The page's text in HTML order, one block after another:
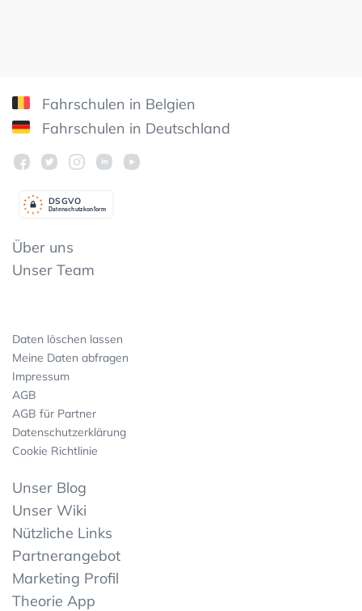
Fahrschulen in Belgien
Fahrschulen in Deutschland
Datenschutzkonform
DSGVO
Über uns
Unser Team
Daten löschen lassen
Meine Daten abfragen
Impressum
AGB
AGB für Partner
Datenschutzerklärung
Cookie Richtlinie
Unser Blog
Unser Wiki
Nützliche Links
Partnerangebot
Marketing Profil
Theorie App